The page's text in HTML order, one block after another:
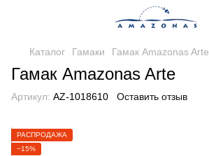
Каталог Гамаки Гамак Amazonas
Гамак Amazonas Arte
Артикул: AZ-1018610 Оставить отзыв
РАСПРОДАЖА
−15%